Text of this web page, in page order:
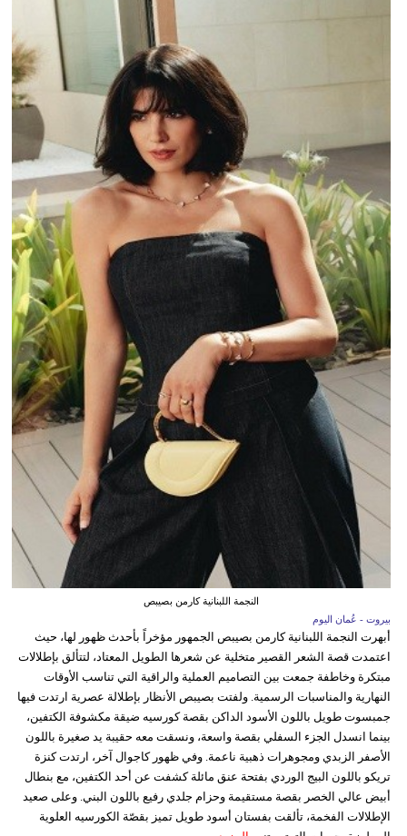
النجمة اللبنانية كارمن بصيبص
بيروت - عُمان اليوم
أبهرت النجمة اللبنانية كارمن بصيبص الجمهور مؤخراً بأحدث ظهور لها، حيث
اعتمدت قصة الشعر القصير متخلية عن شعرها الطويل المعتاد، لتتألق بإطلالات
مبتكرة وخاطفة جمعت بين التصاميم العملية والراقية التي تناسب الأوقات
النهارية والمناسبات الرسمية. ولفتت بصيبص الأنظار بإطلالة عصرية ارتدت فيها
جمبسوت طويل باللون الأسود الداكن بقصة كورسيه ضيقة مكشوفة الكتفين،
بينما انسدل الجزء السفلي بقصة واسعة، ونسقت معه حقيبة يد صغيرة باللون
الأصفر الزبدي ومجوهرات ذهبية ناعمة. وفي ظهور كاجوال آخر، ارتدت كنزة
تريكو باللون البيج الوردي بفتحة عنق مائلة كشفت عن أحد الكتفين، مع بنطال
أبيض عالي الخصر بقصة مستقيمة وحزام جلدي رفيع باللون البني. وعلى صعيد
الإطلالات الفخمة، تألقت بفستان أسود طويل تميز بقصّة الكورسيه العلوية